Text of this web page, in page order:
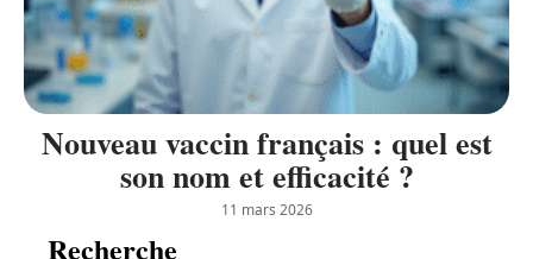
Nouveau vaccin français : quel est
son nom et efficacité ?
11 mars 2026
Recherche